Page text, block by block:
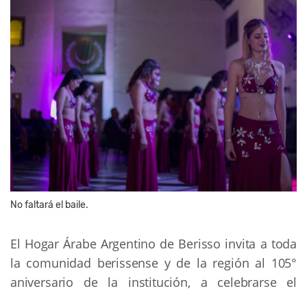
No faltará el baile.
El Hogar Árabe Argentino de Berisso invita a toda
la comunidad berissense y de la región al 105°
aniversario de la institución, a celebrarse el